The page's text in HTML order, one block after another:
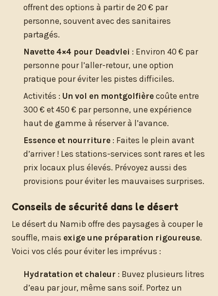
offrent des options à partir de 20 € par
personne, souvent avec des sanitaires
partagés.
Navette 4×4 pour Deadvlei : Environ 40 € par
personne pour l’aller-retour, une option
pratique pour éviter les pistes difficiles.
Activités : Un vol en montgolfière coûte entre
300 € et 450 € par personne, une expérience
haut de gamme à réserver à l’avance.
Essence et nourriture : Faites le plein avant
d’arriver ! Les stations-services sont rares et les
prix locaux plus élevés. Prévoyez aussi des
provisions pour éviter les mauvaises surprises.
Conseils de sécurité dans le désert
Le désert du Namib offre des paysages à couper le
souffle, mais exige une préparation rigoureuse.
Voici vos clés pour éviter les imprévus :
Hydratation et chaleur : Buvez plusieurs litres
d’eau par jour, même sans soif. Portez un